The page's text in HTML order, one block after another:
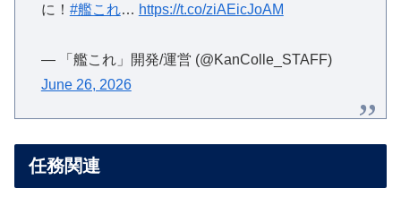
に！ #艦これ… https://t.co/ziAEicJoAM
— 「艦これ」開発/運営 (@KanColle_STAFF)
June 26, 2026
任務関連